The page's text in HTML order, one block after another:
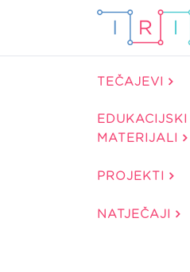
TEČAJEVI
EDUKACIJSKI
MATERIJALI
PROJEKTI
NATJEČAJI